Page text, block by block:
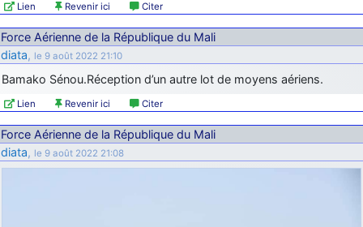
Lien Revenir ici Citer
Force Aérienne de la République du Mali
diata, le 9 août 2022 21:10
Bamako Sénou.Réception d’un autre lot de moyens aériens.
Lien Revenir ici Citer
Force Aérienne de la République du Mali
diata, le 9 août 2022 21:08